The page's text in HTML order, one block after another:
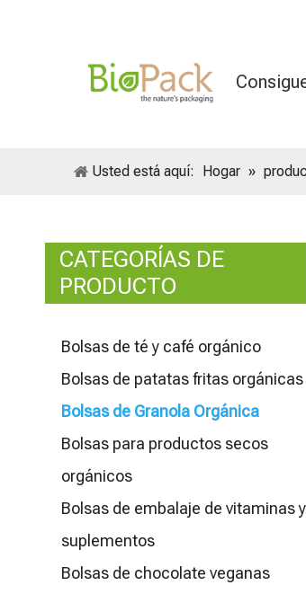
Usted está aquí: Hogar »
CATEGORÍAS DE
PRODUCTO
Bolsas de té y café orgánico
Bolsas de patatas fritas orgánicas
Bolsas de Granola Orgánica
Bolsas para productos secos
orgánicos
Bolsas de embalaje de vitaminas y
suplementos
Bolsas de chocolate veganas